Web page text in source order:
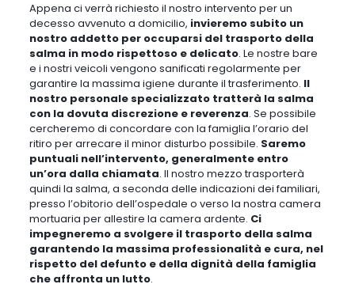
Appena ci verrà richiesto il nostro intervento per un
decesso avvenuto a domicilio, invieremo subito un
nostro addetto per occuparsi del trasporto della
salma in modo rispettoso e delicato. Le nostre bare
e i nostri veicoli vengono sanificati regolarmente per
garantire la massima igiene durante il trasferimento. Il
nostro personale specializzato tratterà la salma
con la dovuta discrezione e reverenza. Se possibile
cercheremo di concordare con la famiglia l’orario del
ritiro per arrecare il minor disturbo possibile. Saremo
puntuali nell’intervento, generalmente entro
un’ora dalla chiamata. Il nostro mezzo trasporterà
quindi la salma, a seconda delle indicazioni dei familiari,
presso l’obitorio dell’ospedale o verso la nostra camera
mortuaria per allestire la camera ardente. Ci
impegneremo a svolgere il trasporto della salma
garantendo la massima professionalità e cura, nel
rispetto del defunto e della dignità della famiglia
che affronta un lutto.